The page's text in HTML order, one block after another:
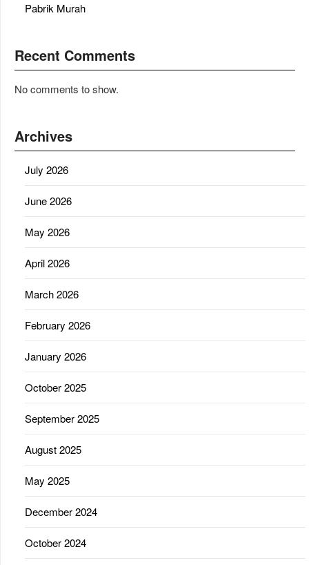
Pabrik Murah
Recent Comments
No comments to show.
Archives
July 2026
June 2026
May 2026
April 2026
March 2026
February 2026
January 2026
October 2025
September 2025
August 2025
May 2025
December 2024
October 2024